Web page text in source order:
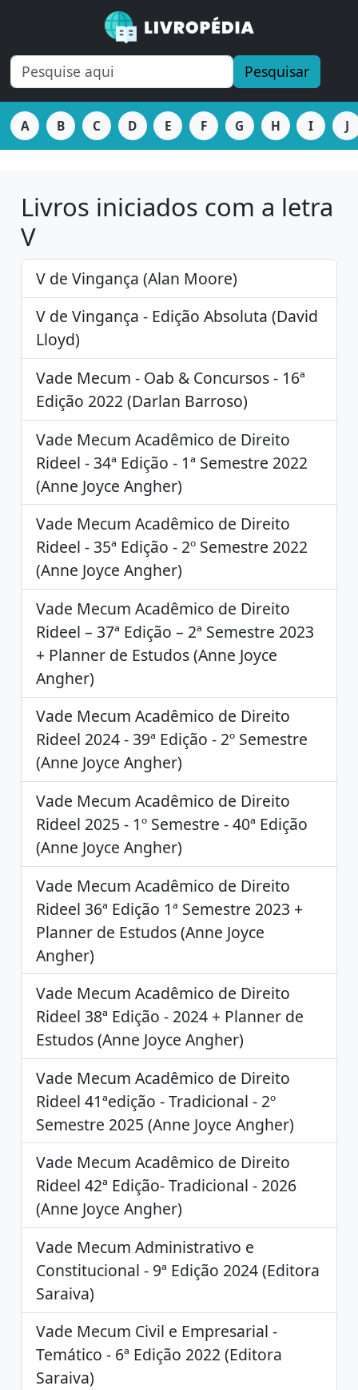
Pesquisar
A B C D E F G H I J
Livros iniciados com a letra
V
V de Vingança (Alan Moore)
V de Vingança - Edição Absoluta (David
Lloyd)
Vade Mecum - Oab & Concursos - 16ª
Edição 2022 (Darlan Barroso)
Vade Mecum Acadêmico de Direito
Rideel - 34ª Edição - 1ª Semestre 2022
(Anne Joyce Angher)
Vade Mecum Acadêmico de Direito
Rideel - 35ª Edição - 2º Semestre 2022
(Anne Joyce Angher)
Vade Mecum Acadêmico de Direito
Rideel – 37ª Edição – 2ª Semestre 2023
+ Planner de Estudos (Anne Joyce
Angher)
Vade Mecum Acadêmico de Direito
Rideel 2024 - 39ª Edição - 2º Semestre
(Anne Joyce Angher)
Vade Mecum Acadêmico de Direito
Rideel 2025 - 1º Semestre - 40ª Edição
(Anne Joyce Angher)
Vade Mecum Acadêmico de Direito
Rideel 36ª Edição 1ª Semestre 2023 +
Planner de Estudos (Anne Joyce
Angher)
Vade Mecum Acadêmico de Direito
Rideel 38ª Edição - 2024 + Planner de
Estudos (Anne Joyce Angher)
Vade Mecum Acadêmico de Direito
Rideel 41ªedição - Tradicional - 2º
Semestre 2025 (Anne Joyce Angher)
Vade Mecum Acadêmico de Direito
Rideel 42ª Edição- Tradicional - 2026
(Anne Joyce Angher)
Vade Mecum Administrativo e
Constitucional - 9ª Edição 2024 (Editora
Saraiva)
Vade Mecum Civil e Empresarial -
Temático - 6ª Edição 2022 (Editora
Saraiva)